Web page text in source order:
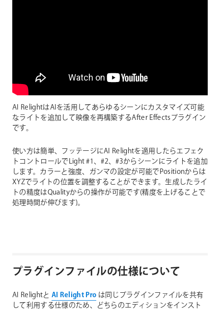
AI RelightはAIを活用してあらゆるシーンにカスタマイズ可能
なライトを追加して映像を再構築するAfter Effectsプラグイン
です。
使い方は簡単、フッテージにAI Relightを適用したらエフェク
トコントロールでLight #1、#2、#3からシーンにライトを追加
します。カラーと強度、ガンマの設定が可能でPositionからは
XYZでライトの位置を調整することができます。生成したライ
トの精度はQualityからの操作が可能です(精度を上げることで
処理時間が伸びます)。
プラグインファイルの仕様について
AI Relightと AI Relight Pro は同じプラグインファイルを共有
して利用する仕様のため、どちらのエディションをインスト